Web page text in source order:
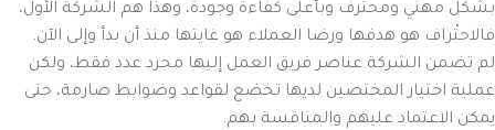
بشكل مهني ومحترف وبأعلى كفاءة وجودة، وهذا هم الشركة الأول،
فالاحتْراف هو هدفها ورضا العملاء هو غايتها منذ أن بدأ وإلى الآن.
لم تضمن الشركة عناصر فريق العمل إليها مجرد عدد فقط، ولكن
عملية اختيار المختصين لديها تخضع لقواعد وضوابط صارمة، حتى
يمكن الاعتماد عليهم والمنافسة بهم.